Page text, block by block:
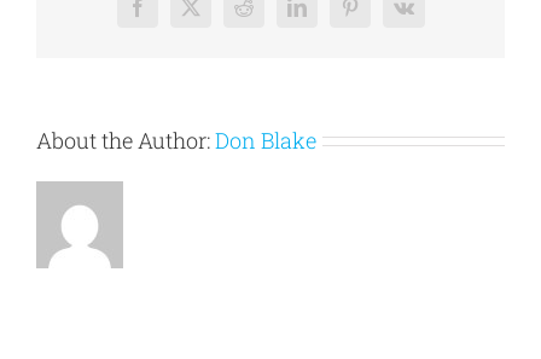
Facebook
X RedditLinkedInPinterest
Vk
About the Author:Don Blake